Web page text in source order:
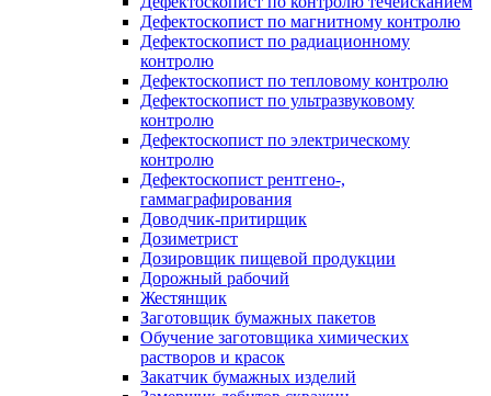
Дефектоскопист по магнитному контролю
Дефектоскопист по радиационному
контролю
Дефектоскопист по тепловому контролю
Дефектоскопист по ультразвуковому
контролю
Дефектоскопист по электрическому
контролю
Дефектоскопист рентгено-,
гаммаграфирования
Доводчик-притирщик
Дозиметрист
Дозировщик пищевой продукции
Дорожный рабочий
Жестянщик
Заготовщик бумажных пакетов
Обучение заготовщика химических
растворов и красок
Закатчик бумажных изделий